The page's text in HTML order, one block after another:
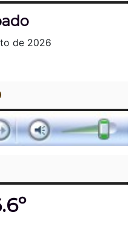
de 2026